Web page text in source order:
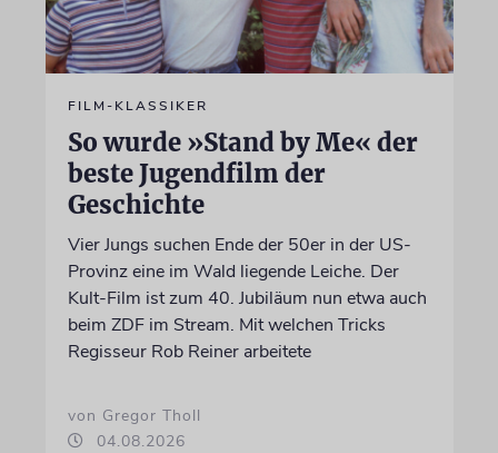
FILM-KLASSIKER
So wurde »Stand by Me« der
beste Jugendfilm der
Geschichte
Vier Jungs suchen Ende der 50er in der US-
Provinz eine im Wald liegende Leiche. Der
Kult-Film ist zum 40. Jubiläum nun etwa auch
beim ZDF im Stream. Mit welchen Tricks
Regisseur Rob Reiner arbeitete
von Gregor Tholl
04.08.2026